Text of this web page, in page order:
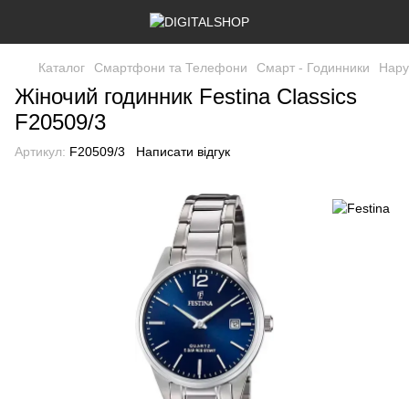
Каталог Смартфони та Телефони Смарт - Годинники
Жіночий годинник Festina Classics
F20509/3
Артикул: F20509/3 Написати відгук